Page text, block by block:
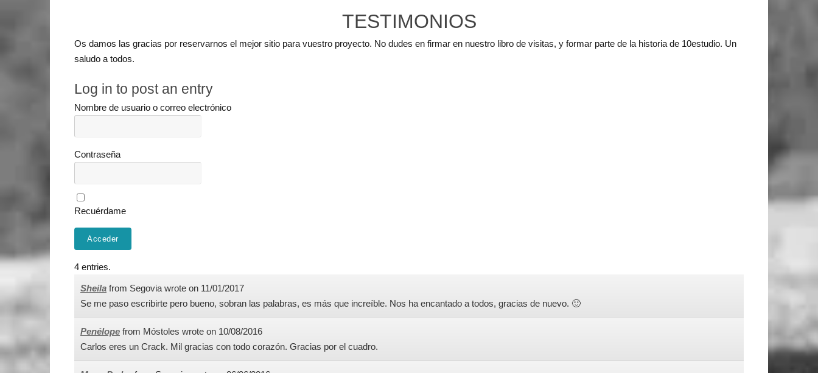
TESTIMONIOS
Os damos las gracias por reservarnos el mejor sitio para vuestro proyecto. No dudes en firmar en nuestro libro de visitas, y formar parte de la historia de 10estudio. Un
saludo a todos.
Log in to post an entry
Nombre de usuario o correo electrónico
Contraseña
Recuérdame
4 entries.
Sheila from Segovia wrote on 11/01/2017
Se me paso escribirte pero bueno, sobran las palabras, es más que increíble. Nos ha encantado a todos, gracias de nuevo. 🙂
Penélope from Móstoles wrote on 10/08/2016
Carlos eres un Crack. Mil gracias con todo corazón. Gracias por el cuadro.